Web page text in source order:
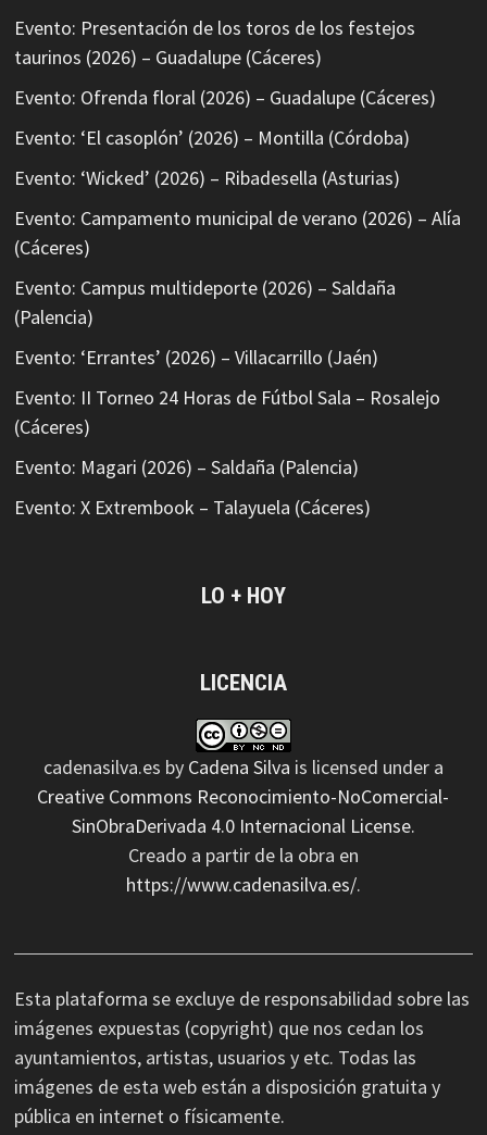
Evento: Presentación de los toros de los festejos
taurinos (2026) – Guadalupe (Cáceres)
Evento: Ofrenda floral (2026) – Guadalupe (Cáceres)
Evento: ‘El casoplón’ (2026) – Montilla (Córdoba)
Evento: ‘Wicked’ (2026) – Ribadesella (Asturias)
Evento: Campamento municipal de verano (2026) – Alía
(Cáceres)
Evento: Campus multideporte (2026) – Saldaña
(Palencia)
Evento: ‘Errantes’ (2026) – Villacarrillo (Jaén)
Evento: II Torneo 24 Horas de Fútbol Sala – Rosalejo
(Cáceres)
Evento: Magari (2026) – Saldaña (Palencia)
Evento: X Extrembook – Talayuela (Cáceres)
LO + HOY
LICENCIA
cadenasilva.es by Cadena Silva is licensed under a
Creative Commons Reconocimiento-NoComercial-
SinObraDerivada 4.0 Internacional License.
Creado a partir de la obra en
https://www.cadenasilva.es/.
Esta plataforma se excluye de responsabilidad sobre las
imágenes expuestas (copyright) que nos cedan los
ayuntamientos, artistas, usuarios y etc. Todas las
imágenes de esta web están a disposición gratuita y
pública en internet o físicamente.